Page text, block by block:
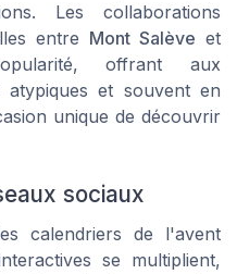
Les collaborations
entre Mont Salève et
offrant aux
atypiques et souvent en
unique de découvrir
sociaux
calendriers de l'avent
se multiplient,